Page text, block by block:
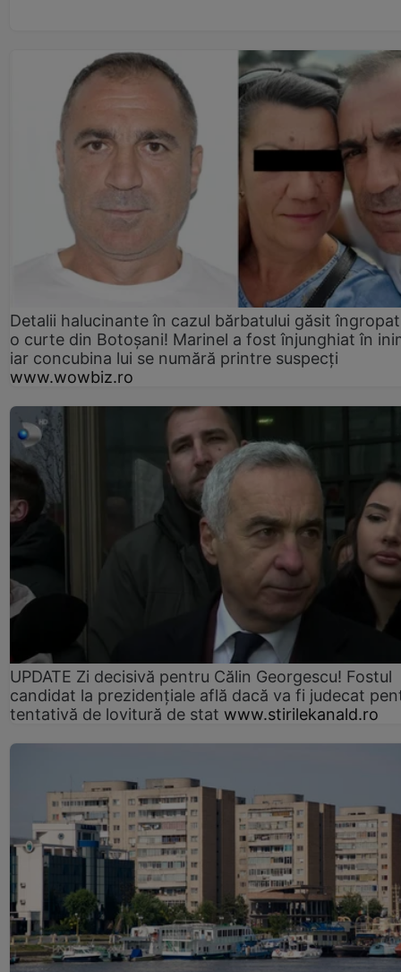
Detalii halucinante în cazul bărbatului găsit
o curte din Botoșani! Marinel a fost înjunghiat în
iar concubina lui se numără printre suspecți
www.wowbiz.ro
UPDATE Zi decisivă pentru Călin Georgescu! Fostul
candidat la prezidențiale află dacă va fi judecat
tentativă de lovitură de stat www.stirilekanald.ro